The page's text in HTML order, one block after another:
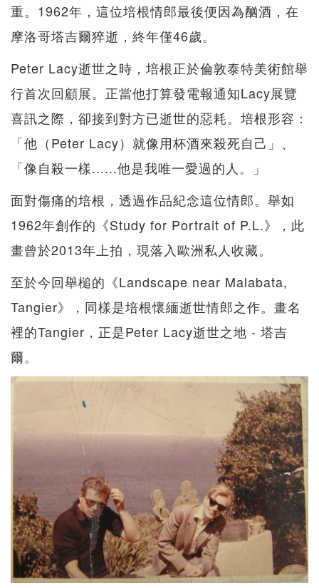
重。1962年，這位培根情郎最後便因為酗酒，在
摩洛哥塔吉爾猝逝，終年僅46歲。
Peter Lacy逝世之時，培根正於倫敦泰特美術館舉
行首次回顧展。正當他打算發電報通知Lacy展覽
喜訊之際，卻接到對方已逝世的惡耗。培根形容：
「他（Peter Lacy）就像用杯酒來殺死自己」、
「像自殺一樣......他是我唯一愛過的人。」
面對傷痛的培根，透過作品紀念這位情郎。舉如
1962年創作的《Study for Portrait of P.L.》，此
畫曾於2013年上拍，現落入歐洲私人收藏。
至於今回舉槌的《Landscape near Malabata,
Tangier》，同樣是培根懷緬逝世情郎之作。畫名
裡的Tangier，正是Peter Lacy逝世之地 - 塔吉
爾。